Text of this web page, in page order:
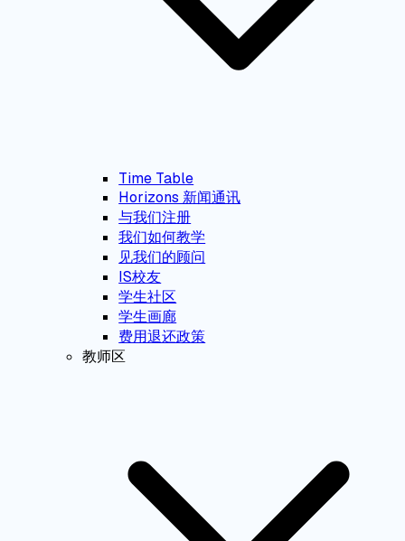
Time Table
Horizons 新闻通讯
与我们注册
我们如何教学
见我们的顾问
IS校友
学生社区
学生画廊
费用退还政策
教师区